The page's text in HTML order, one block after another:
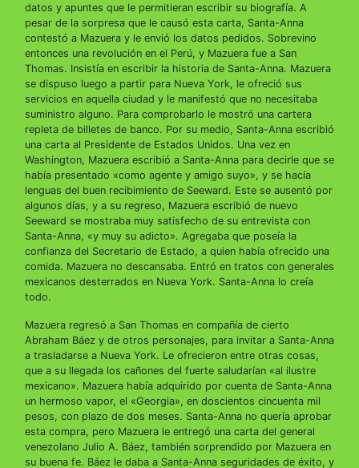
datos y apuntes que le permitieran escribir su biografía. A
pesar de la sorpresa que le causó esta carta, Santa-Anna
contestó a Mazuera y le envió los datos pedidos. Sobrevino
entonces una revolución en el Perú, y Mazuera fue a San
Thomas. Insistía en escribir la historia de Santa-Anna. Mazuera
se dispuso luego a partir para Nueva York, le ofreció sus
servicios en aquella ciudad y le manifestó que no necesitaba
suministro alguno. Para comprobarlo le mostró una cartera
repleta de billetes de banco. Por su medio, Santa-Anna escribió
una carta al Presidente de Estados Unidos. Una vez en
Washington, Mazuera escribió a Santa-Anna para decirle que se
había presentado «como agente y amigo suyo», y se hacía
lenguas del buen recibimiento de Seeward. Este se ausentó por
algunos días, y a su regreso, Mazuera escribió de nuevo
Seeward se mostraba muy satisfecho de su entrevista con
Santa-Anna, «y muy su adicto». Agregaba que poseía la
confianza del Secretario de Estado, a quien había ofrecido una
comida. Mazuera no descansaba. Entró en tratos con generales
mexicanos desterrados en Nueva York. Santa-Anna lo creía
todo.
Mazuera regresó a San Thomas en compañía de cierto
Abraham Báez y de otros personajes, para invitar a Santa-Anna
a trasladarse a Nueva York. Le ofrecieron entre otras cosas,
que a su llegada los cañones del fuerte saludarían «al ilustre
mexicano». Mazuera había adquirido por cuenta de Santa-Anna
un hermoso vapor, el «Georgia», en doscientos cincuenta mil
pesos, con plazo de dos meses. Santa-Anna no quería aprobar
esta compra, pero Mazuera le entregó una carta del general
venezolano Julio A. Báez, también sorprendido por Mazuera en
su buena fe. Báez le daba a Santa-Anna seguridades de éxito, y